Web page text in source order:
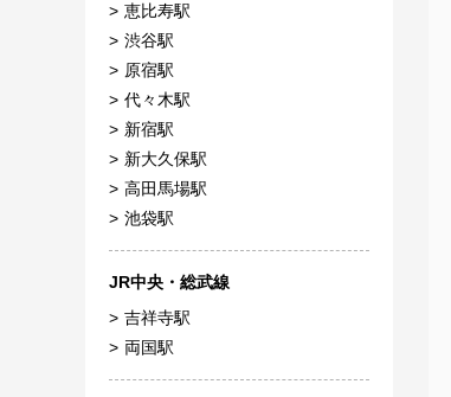
恵比寿駅
渋谷駅
原宿駅
代々木駅
新宿駅
新大久保駅
高田馬場駅
池袋駅
JR中央・総武線
吉祥寺駅
両国駅